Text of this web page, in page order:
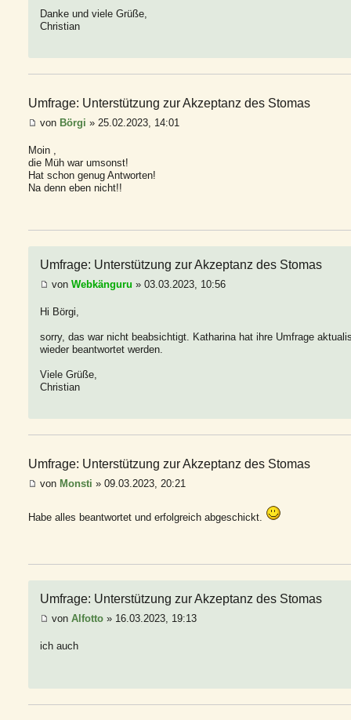
Danke und viele Grüße,
Christian
Umfrage: Unterstützung zur Akzeptanz des Stomas
von Börgi » 25.02.2023, 14:01
Moin ,
die Müh war umsonst!
Hat schon genug Antworten!
Na denn eben nicht!!
Umfrage: Unterstützung zur Akzeptanz des Stomas
von Webkänguru » 03.03.2023, 10:56
Hi Börgi,
sorry, das war nicht beabsichtigt. Katharina hat ihre Umfrage
wieder beantwortet werden.
Viele Grüße,
Christian
Umfrage: Unterstützung zur Akzeptanz des Stomas
von Monsti » 09.03.2023, 20:21
Habe alles beantwortet und erfolgreich abgeschickt.
Umfrage: Unterstützung zur Akzeptanz des Stomas
von Alfotto » 16.03.2023, 19:13
ich auch